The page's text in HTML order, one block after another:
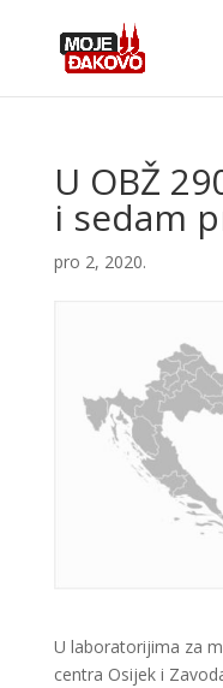
U OBŽ
i sedam
pro 2, 2020.
U laboratorijima za
centra Osijek i